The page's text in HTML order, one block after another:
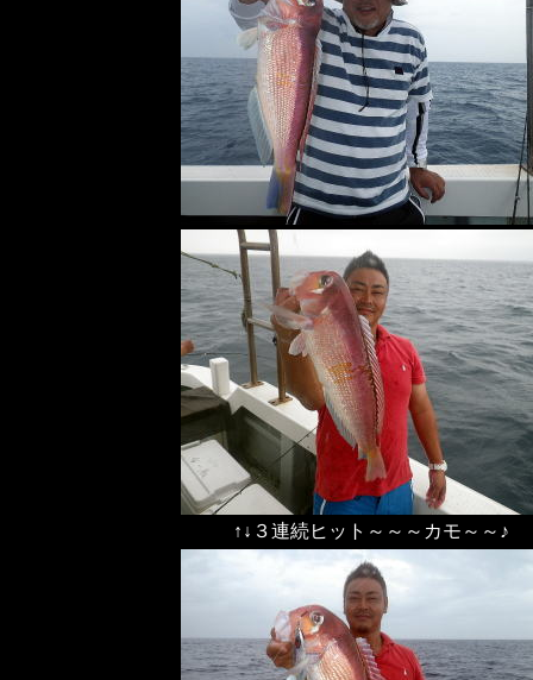
↑↓３連続ヒット～～～カモ～～♪